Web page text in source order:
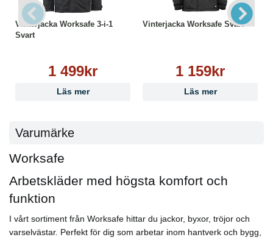
Vinterjacka Worksafe 3-i-1
Svart
1 499kr
Läs mer
Vinterjacka Worksafe Svart
1 159kr
Läs mer
Varumärke
Worksafe
Arbetskläder med högsta komfort och
funktion
I vårt sortiment från Worksafe hittar du jackor, byxor, tröjor och
varselvästar. Perfekt för dig som arbetar inom hantverk och bygg,